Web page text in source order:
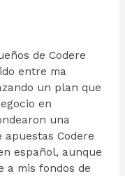
de Codere
entre ma
un plan que
en
una
Codere
español, aunque
a mis fondos de